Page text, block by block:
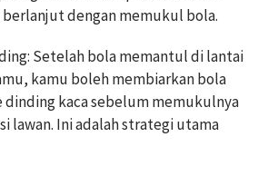
berlanjut dengan memukul bola.
Setelah bola memantul di lantai
kamu boleh membiarkan bola
kaca sebelum memukulnya
lawan. Ini adalah strategi utama